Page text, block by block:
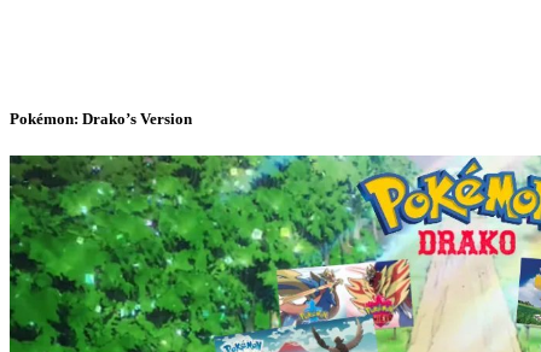
Pokémon: Drako’s Version